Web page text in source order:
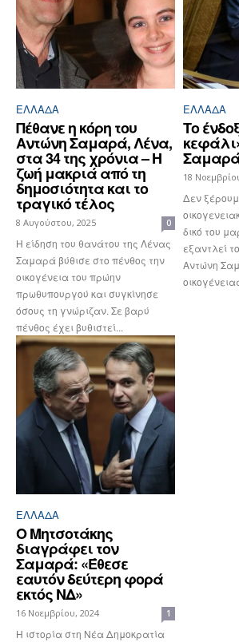
ΕΛΛΆΔΑ
Πέθανε η κόρη του
Αντώνη Σαμαρά, Λένα,
στα 34 της χρόνια – Η
ζωή μακριά από τη
δημοσιότητα και το
τραγικό τέλος
8 Αυγούστου, 2025 0
Η είδηση του θανάτου της Λένας
Σαμαρά βύθισε στο πένθος την
οικογένεια του πρώην
πρωθυπουργού και συγκίνησε
όσους τη γνώριζαν. Σε βαρύ
πένθος έχει βυθιστεί...
ΕΛΛΆΔΑ
Το
18
Δεν
δικό του
εξαντλεί
Αντώνη
ΕΛΛΆΔΑ
Ο Μητσοτάκης
διαγράφει τον
Σαμαρά: «Έθεσε
εαυτόν δεύτερη φορά
εκτός ΝΔ»
16 Νοεμβρίου, 2024 1
Η ιστορία στη Νέα Δημοκρατία